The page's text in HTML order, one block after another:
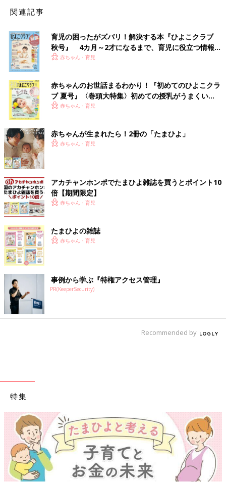
関連記事
育児の困ったがズバリ！解決する本『ひよこクラブ
秋号』 4カ月～2才になるまで、育児に役立つ情報が
いっぱい！
赤ちゃん・育児
赤ちゃんのお世話まるわかり！『初めてのひよこクラ
ブ 夏号』〈巻頭大特集〉初めての授乳がうまくい
く！ おっぱい・ミルクの基本と夏のトラブル 解決テ
赤ちゃん・育児
赤ちゃんが生まれたら！2冊の「たまひよ」
赤ちゃん・育児
アカチャンホンポでたまひよ雑誌を買うとポイント10
倍【期間限定】
赤ちゃん・育児
たまひよの雑誌
赤ちゃん・育児
事例から学ぶ『特権アクセス管理』
PR(KeeperSecurity)
Recommended by
特集